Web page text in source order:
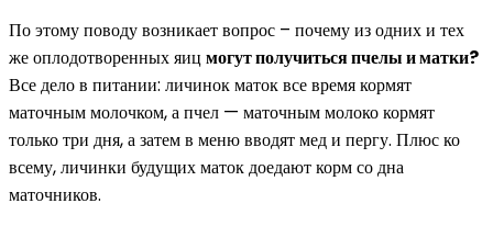
По этому поводу возникает вопрос – почему из одних и тех
же оплодотворенных яицмогут получиться пчелы и матки?
Все дело в питании: личинок маток все время кормят
маточным молочком, а пчел — маточным молоко кормят
только три дня, а затем в меню вводят мед и пергу. Плюс ко
всему, личинки будущих маток доедают корм со дна
маточников.